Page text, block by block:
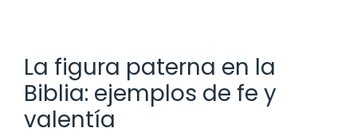
La figura paterna en la
Biblia: ejemplos de fe y
valentía